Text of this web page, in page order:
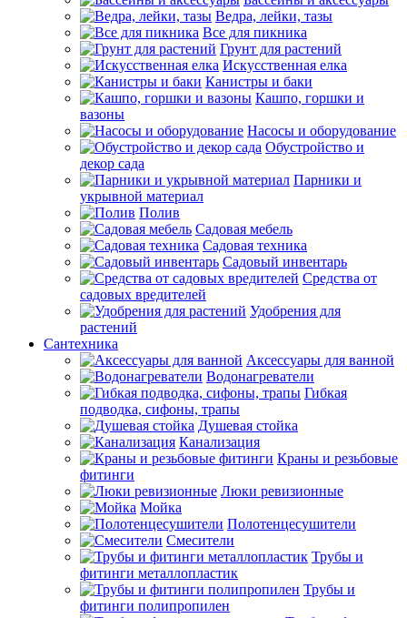
Ведра, лейки, тазы
Все для пикника
Грунт для растений
Искусственная елка
Канистры и баки
Кашпо, горшки и
вазоны
Насосы и оборудование
Обустройство и
декор сада
Парники и
укрывной материал
Полив
Садовая мебель
Садовая техника
Садовый инвентарь
Средства от
садовых вредителей
Удобрения для
растений
Сантехника
Аксессуары для ванной
Водонагреватели
Гибкая
подводка, сифоны, трапы
Душевая стойка
Канализация
Краны и резьбовые
фитинги
Люки ревизионные
Мойка
Полотенцесушители
Смесители
Трубы и
фитинги металлопластик
Трубы и
фитинги полипропилен